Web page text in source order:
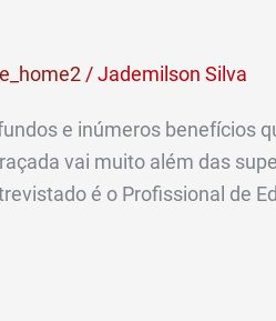
/Jademilson Silva
e inúmeros benefícios
vai muito além das
é o Profissional de